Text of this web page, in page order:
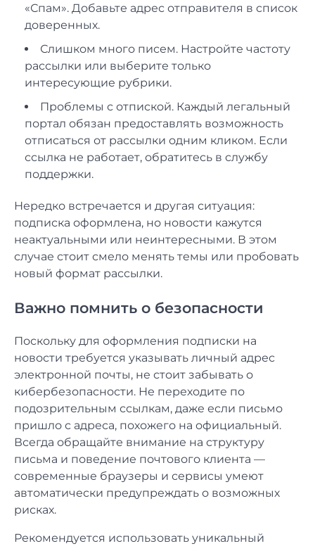
«Спам». Добавьте адрес отправителя в список
доверенных.
Слишком много писем. Настройте частоту
рассылки или выберите только
интересующие рубрики.
Проблемы с отпиской. Каждый легальный
портал обязан предоставлять возможность
отписаться от рассылки одним кликом. Если
ссылка не работает, обратитесь в службу
поддержки.
Нередко встречается и другая ситуация:
подписка оформлена, но новости кажутся
неактуальными или неинтересными. В этом
случае стоит смело менять темы или пробовать
новый формат рассылки.
Важно помнить о безопасности
Поскольку для оформления подписки на
новости требуется указывать личный адрес
электронной почты, не стоит забывать о
кибербезопасности. Не переходите по
подозрительным ссылкам, даже если письмо
пришло с адреса, похожего на официальный.
Всегда обращайте внимание на структуру
письма и поведение почтового клиента —
современные браузеры и сервисы умеют
автоматически предупреждать о возможных
рисках.
Рекомендуется использовать уникальный